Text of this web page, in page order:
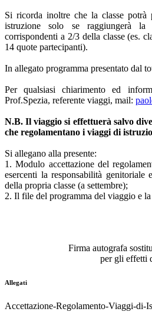
Si ricorda inoltre che la classe potrà
istruzione solo se raggiungerà
corrispondenti a 2/3 della classe (es.
14 quote partecipanti).
In allegato programma presentato dal
Per qualsiasi chiarimento ed
Prof.Spezia, referente viaggi, mail:
N.B. Il viaggio si effettuerà salvo
che regolamentano i viaggi di
Si allegano alla presente:
1. Modulo accettazione del
esercenti la responsabilità genitoriale
della propria classe (a settembre);
2. Il file del programma del viaggio e
Firma autografa
per gli effetti
Allegati
Accettazione-Regolamento-Viaggi-di-